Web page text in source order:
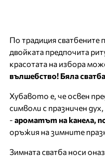
По традиция сватбените
двойката предпочита
красотата на избора
вълшебство! Бяла
Хубавото е, че освен
символи с празничен
- ароматът на канела,
оръжия на зимните
Зимната сватба носи